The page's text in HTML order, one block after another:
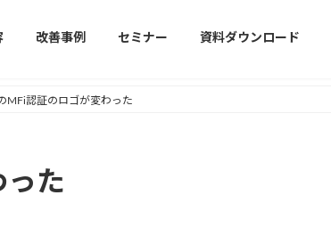
改善事例 セミナー 資料ダウンロード
MFi認証のロゴが変わった
た